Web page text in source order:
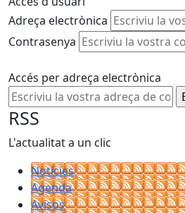
Adreça electrònica
Contrasenya
Accés per adreça electrònica
RSS
L'actualitat a un clic
Notícies
Agenda
Avisos